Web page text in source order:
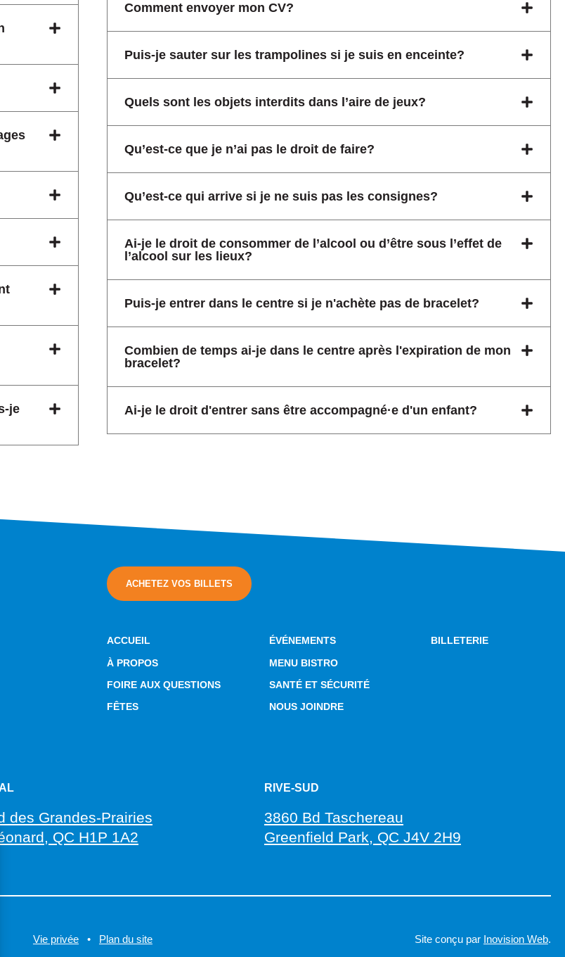
je
Comment envoyer mon CV?
Puis-je sauter sur les trampolines si je suis en enceinte?
Quels sont les objets interdits dans l’aire de jeux?
Qu’est-ce que je n’ai pas le droit de faire?
Qu’est-ce qui arrive si je ne suis pas les consignes?
Ai-je le droit de consommer de l’alcool ou d’être sous l’effet de
l’alcool sur les lieux?
Puis-je entrer dans le centre si je n'achète pas de bracelet?
Combien de temps ai-je dans le centre après l'expiration de mon
bracelet?
Ai-je le droit d'entrer sans être accompagné·e d'un enfant?
ACHETEZ VOS BILLETS
ACCUEIL
À PROPOS
FOIRE AUX QUESTIONS
FÊTES
ÉVÉNEMENTS
MENU BISTRO
SANTÉ ET SÉCURITÉ
NOUS JOINDRE
BILLETERIE
des Grandes-Prairies
QC H1P 1A2
RIVE-SUD
3860 Bd Taschereau
Greenfield Park, QC J4V 2H9
Vie privée• Plan du site Site conçu par Inovision Web.